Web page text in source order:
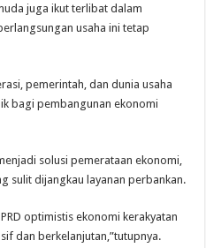
juga ikut terlibat dalam
usaha ini tetap
pemerintah, dan dunia usaha
bagi pembangunan ekonomi
solusi pemerataan ekonomi,
sulit dijangkau layanan perbankan.
optimistis ekonomi kerakyatan
dan berkelanjutan,”tutupnya.